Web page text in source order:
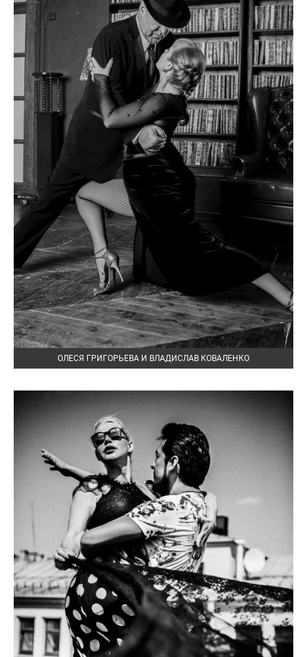
ОЛЕСЯ ГРИГОРЬЕВА И ВЛАДИСЛАВ КОВАЛЕНКО